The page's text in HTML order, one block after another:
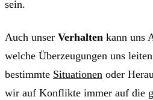
sein.
Auch unser Verhalten kann uns
welche Überzeugungen uns
bestimmte Situationen oder
wir auf Konflikte immer auf die